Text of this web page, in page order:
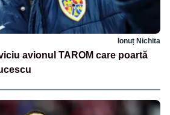
Ionuț Nichita
avionul TAROM care poartă